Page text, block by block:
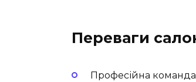
Переваги
Професійна команда